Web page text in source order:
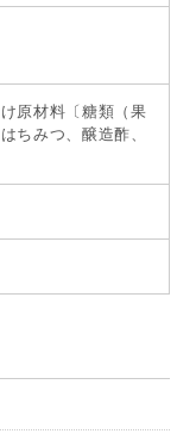
原材料〔糖類（果
ちみつ、醸造酢、